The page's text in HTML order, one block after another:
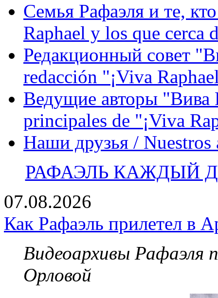
Семья Рафаэля и те,
Raphael y los que cerca
Редакционный совет
redacción "¡Viva
Ведущие авторы "Вива
principales de "¡Viva
Наши друзья / Nuestros
РАФАЭЛЬ КАЖДЫЙ
07.08.2026
Как Рафаэль прилетел в
Видеоархивы Рафаэля
Орловой